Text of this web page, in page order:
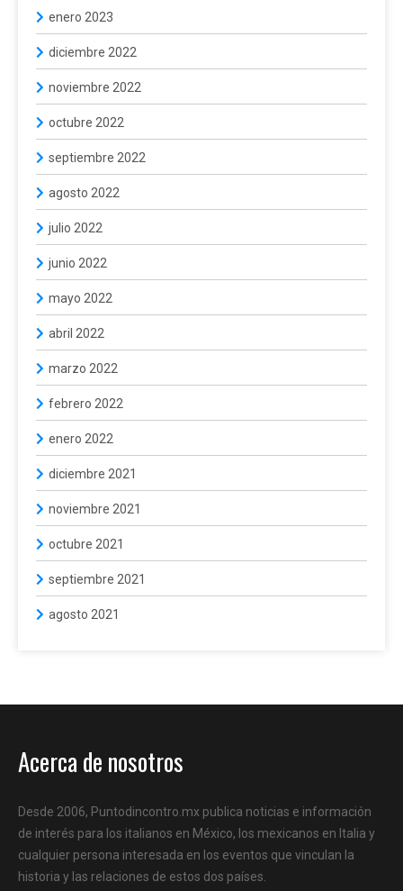
enero 2023
diciembre 2022
noviembre 2022
octubre 2022
septiembre 2022
agosto 2022
julio 2022
junio 2022
mayo 2022
abril 2022
marzo 2022
febrero 2022
enero 2022
diciembre 2021
noviembre 2021
octubre 2021
septiembre 2021
agosto 2021
Acerca de nosotros
Desde 2006, Puntodincontro.mx publica noticias e información
de interés para los italianos en México, los mexicanos en Italia y
cualquier persona interesada en los eventos que vinculan la
historia y las relaciones de estos dos países.